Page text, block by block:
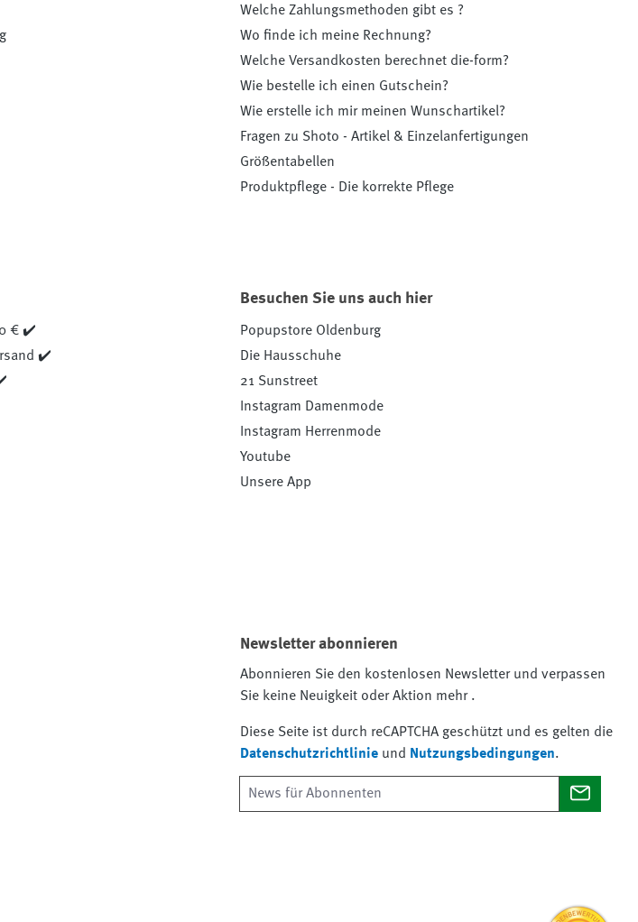
Welche Zahlungsmethoden gibt es ?
Wo finde ich meine Rechnung?
Welche Versandkosten berechnet die-form?
Wie bestelle ich einen Gutschein?
Wie erstelle ich mir meinen Wunschartikel?
Fragen zu Shoto - Artikel & Einzelanfertigungen
Größentabellen
Produktpflege - Die korrekte Pflege
€ ✔️
✔️
Besuchen Sie uns auch hier
Popupstore Oldenburg
Die Hausschuhe
21 Sunstreet
Instagram Damenmode
Instagram Herrenmode
Youtube
Unsere App
Newsletter abonnieren
Abonnieren Sie den kostenlosen Newsletter und verpassen
Sie keine Neuigkeit oder Aktion mehr .
Diese Seite ist durch reCAPTCHA geschützt und es gelten die
Datenschutzrichtlinieund Nutzungsbedingungen.